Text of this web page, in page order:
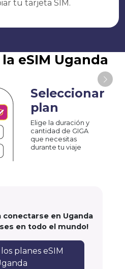
tu tarjeta SIM.
eSIM Uganda
Seleccionar
plan
Elige la duración y
cantidad de GIGA
que necesitas
durante tu viaje
conectarse en Uganda
en todo el mundo!
planes eSIM